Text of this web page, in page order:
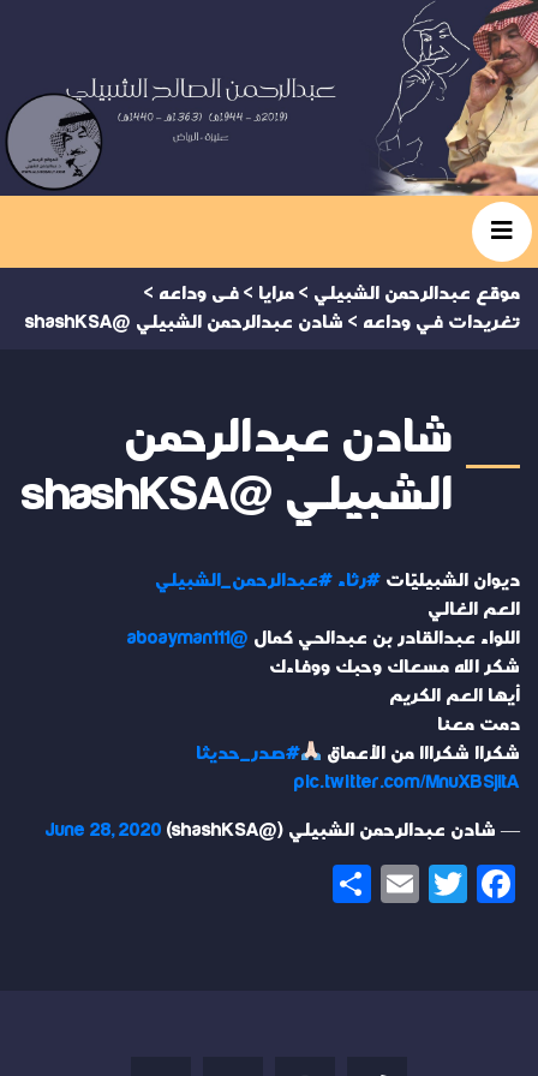
موقع عبدالرحمن الشبيلي > مرايا > فى وداعه >
تغريدات في وداعه > شادن عبدالرحمن الشبيلي @shashKSA
شادن عبدالرحمن
الشبيلي @shashKSA
ديوان الشبيليّات #رثاء #عبدالرحمن_الشبيلي
العم الغالي
اللواء عبدالقادر بن عبدالحي كمال @aboayman111
شكر الله مسعاك وحبك ووفاءك
أيها العم الكريم
دمت معنا
شكراا شكرااا من الأعماق
#صدر_حديثا
pic.twitter.com/MnuXBSjItA
— شادن عبدالرحمن الشبيلي (@shashKSA) June 28, 2020
Facebook
Twitter
Email